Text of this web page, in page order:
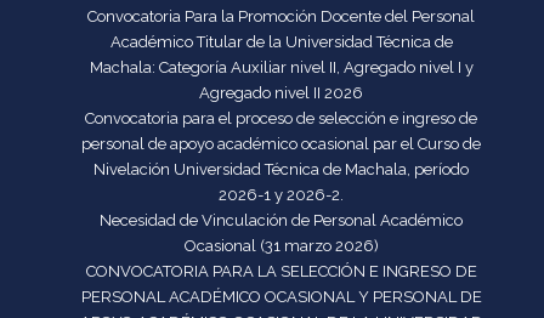
Convocatoria Para la Promoción Docente del Personal
Académico Titular de la Universidad Técnica de
Machala: Categoría Auxiliar nivel II, Agregado nivel I y
Agregado nivel II 2026
Convocatoria para el proceso de selección e ingreso de
personal de apoyo académico ocasional par el Curso de
Nivelación Universidad Técnica de Machala, período
2026-1 y 2026-2.
Necesidad de Vinculación de Personal Académico
Ocasional (31 marzo 2026)
CONVOCATORIA PARA LA SELECCIÓN E INGRESO DE
PERSONAL ACADÉMICO OCASIONAL Y PERSONAL DE